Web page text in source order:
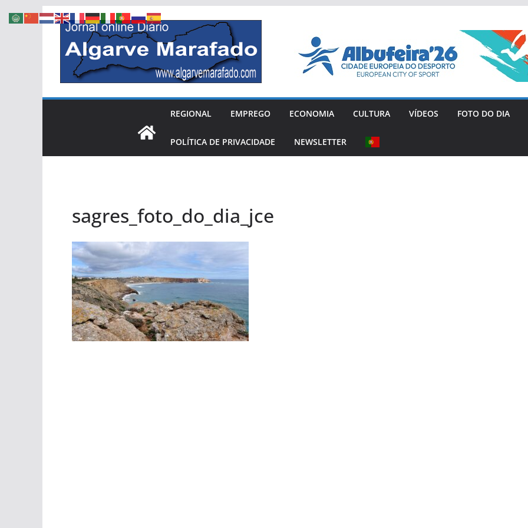
Skip
content
REGIONAL EMPREGO ECONOMIA CULTURA VÍDEOS FOTO DO DIA
POLÍTICA DE PRIVACIDADE NEWSLETTER
sagres_foto_do_dia_jce